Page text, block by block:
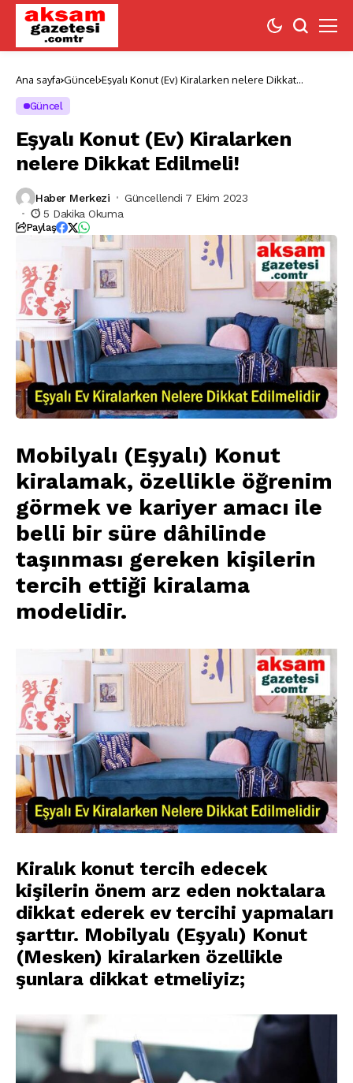
Ana sayfa Güncel Eşyalı Konut (Ev) Kiralarken nelere Dikkat
Güncel
Eşyalı Konut (Ev) Kiralarken
nelere Dikkat Edilmeli!
Haber Merkezi
Güncellendi 7 Ekim 2023
5 Dakika Okuma
Paylaş
Mobilyalı (Eşyalı) Konut
kiralamak, özellikle öğrenim
görmek ve kariyer amacı ile
belli bir süre dâhilinde
taşınması gereken kişilerin
tercih ettiği kiralama
modelidir.
Kiralık konut tercih edecek
kişilerin önem arz eden noktalara
dikkat ederek ev tercihi yapmaları
şarttır. Mobilyalı (Eşyalı) Konut
(Mesken) kiralarken özellikle
şunlara dikkat etmeliyiz;